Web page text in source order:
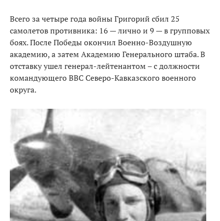
Всего за четыре года войны Григорий сбил 25
самолетов противника: 16 — лично и 9 — в групповых
боях. После Победы окончил Военно-Воздушную
академию, а затем Академию Генерального штаба. В
отставку ушел генерал-лейтенантом – с должности
командующего ВВС Северо-Кавказского военного
округа.